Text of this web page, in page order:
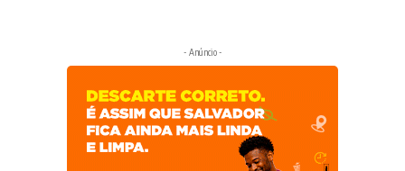
- Anúncio -